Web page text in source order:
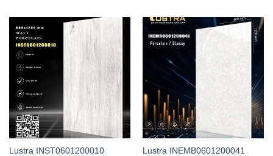
Lustra INST0601200010 Lustra INEMB0601200041